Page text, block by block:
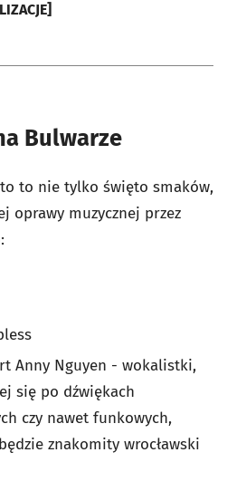
Bulwarze
to nie tylko święto smaków,
oprawy muzycznej przez
Anny Nguyen - wokalistki,
się po dźwiękach
czy nawet funkowych,
znakomity wrocławski